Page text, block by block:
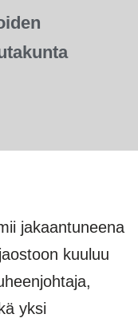
jakaantuneena
kuuluu
yksi